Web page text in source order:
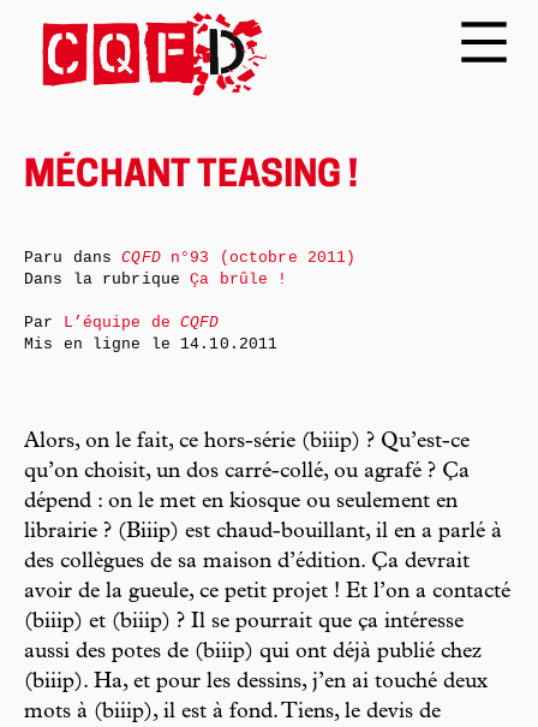
MÉCHANT TEASING !
Alors, on le fait, ce hors-série (biiip) ? Qu’est-ce
qu’on choisit, un dos carré-collé, ou agrafé ? Ça
dépend : on le met en kiosque ou seulement en
librairie ? (Biiip) est chaud-bouillant, il en a parlé à
des collègues de sa maison d’édition. Ça devrait
avoir de la gueule, ce petit projet ! Et l’on a contacté
(biiip) et (biiip) ? Il se pourrait que ça intéresse
aussi des potes de (biiip) qui ont déjà publié chez
(biiip). Ha, et pour les dessins, j’en ai touché deux
mots à (biiip), il est à fond. Tiens, le devis de
Paru dansCQFDn°93 (octobre 2011)
Dans la rubriqueÇa brûle !
Par L’équipe deCQFD
Mis en ligne le 14.10.2011